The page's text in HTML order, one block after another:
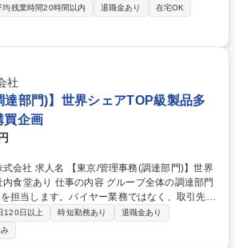
輸送が主になりますが、緊急度や状況により、
外拠点からのオ
らフォワーダー・輸送手配、輸出書類（S/C、I
等）の作成まで一貫して対応。各国規制に合わ
現します。 ■在庫調達・需要予測：数ヶ月のリ
の需要を予測。国内調達部門と連携した発注業
行います。 募集職種 【グローバル
グループ/リモート週2日可/残業月10h程度
均残業時間20時間以内 退職金あり
在宅OK
社
達部門)】世界シェアTOP級製品多
買企画
達部門)】世界
ープ全体の調達部門
担当します。バイヤー業務ではなく、取引先や
禁止法等のコンプライアンス対応、CSR推進な
ます。 【詳細】■取引先情報管
理業務■取適法、独占禁止法など行政・コンプ
120日以上 時短勤務あり
退職金あり